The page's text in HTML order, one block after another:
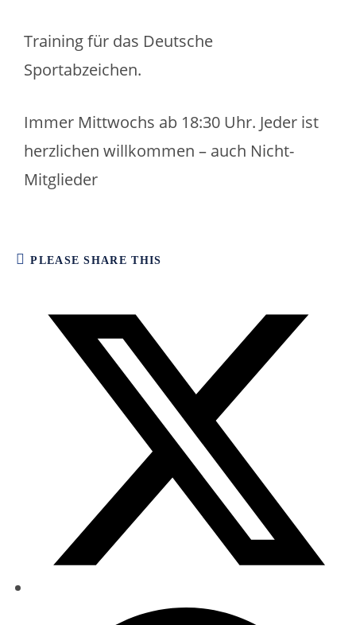
Training für das Deutsche
Sportabzeichen.
Immer Mittwochs ab 18:30 Uhr. Jeder ist
herzlichen willkommen – auch Nicht-
Mitglieder
PLEASE SHARE THIS